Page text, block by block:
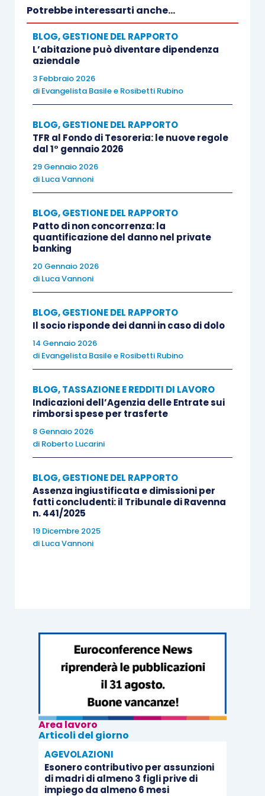
licenziamento per scarso rendimento, anche ai
sensi della sopra richiamata disciplina applicabile
natura strettamente disciplinare. Ne consegue,
quindi, che lo scarso rendimento non può essere
di per sé dimostrato dai plurimi precedenti
disciplinari del lavoratore già sanzionati in
passato, perché ciò costituirebbe un’indiretta
sostanziale duplicazione degli effetti di condotte
ormai esaurite.
Attenzione, quindi, a considerare lo scarso
rendimento come licenziamento per motivi
oggettivi, soprattutto se non può essere
determinata da elementi misurabili
quantitativamente, come le assenze strategiche
della Cassazione n. 18678/2014, la non proficuità
a livello aziendale.
Segnaliamo ai lettori che è possibile inviare i
propri commenti tramite il form sottostante.
Centro Studi Lavoro e Previdenza – Euroconference
ti consiglia:
Potrebbe interessarti anche...
BLOG,GESTIONE DEL RAPPORTO
L’abitazione può diventare dipendenza
aziendale
3 Febbraio 2026
di Evangelista Basilee Rosibetti Rubino
BLOG,GESTIONE DEL RAPPORTO
TFR al Fondo di Tesoreria: le nuove regole
dal 1° gennaio 2026
29 Gennaio 2026
di Luca Vannoni
BLOG,GESTIONE DEL RAPPORTO
Patto di non concorrenza: la
quantificazione del danno nel private
banking
20 Gennaio 2026
di Luca Vannoni
BLOG,GESTIONE DEL RAPPORTO
Il socio risponde dei danni in caso di dolo
14 Gennaio 2026
di Evangelista Basilee Rosibetti Rubino
BLOG,TASSAZIONE E REDDITI DI LAVORO
Indicazioni dell’Agenzia delle Entrate sui
rimborsi spese per trasferte
8 Gennaio 2026
di Roberto Lucarini
BLOG,GESTIONE DEL RAPPORTO
Assenza ingiustificata e dimissioni per
fatti concludenti: il Tribunale di Ravenna
n. 441/2025
19 Dicembre 2025
di Luca Vannoni
Area lavoro
Articoli del giorno
AGEVOLAZIONI
Esonero contributivo per assunzioni
di madri di almeno 3 figli prive di
impiego da almeno 6 mesi